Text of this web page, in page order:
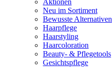
Aktionen
Neu im Sortiment
Bewusste Alternativen
Haarpflege
Haarstyling
Haarcoloration
Beauty- & Pflegetools
Gesichtspflege